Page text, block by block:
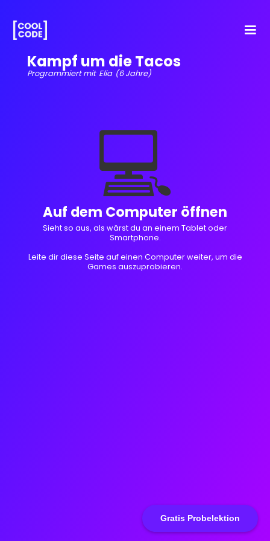
Gratis Probelektion
Kampf um die Tacos
Programmiert mit Elia (6 Jahre)
💻
Auf dem Computer öffnen
Sieht so aus, als wärst du an einem Tablet oder
Smartphone.
Leite dir diese Seite auf einen Computer weiter, um die
Games auszuprobieren.